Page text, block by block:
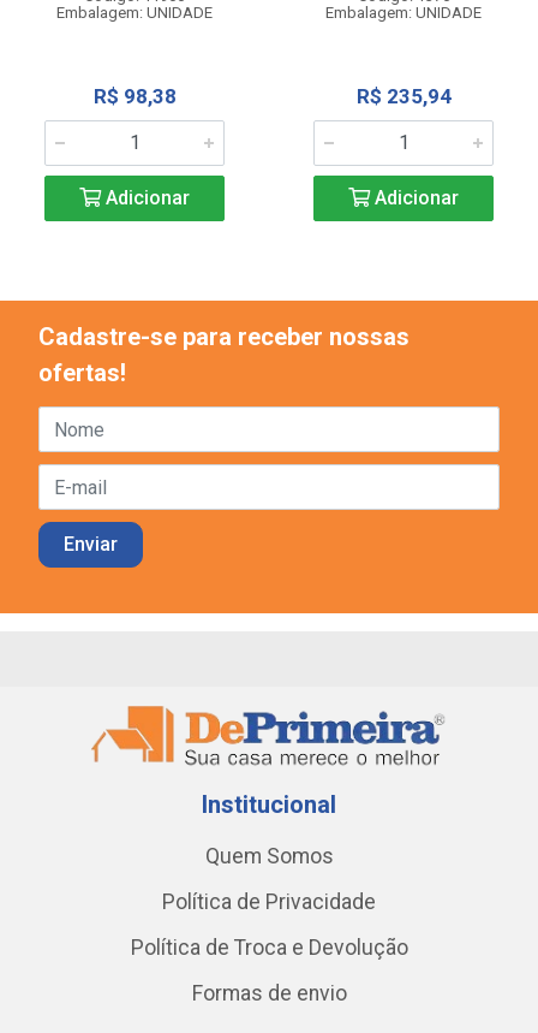
Embalagem: UNIDADE
R$ 98,38
Adicionar
Embalagem: UNIDADE
R$ 235,94
Adicionar
Cadastre-se para receber nossas
ofertas!
Institucional
Quem Somos
Política de Privacidade
Política de Troca e Devolução
Formas de envio